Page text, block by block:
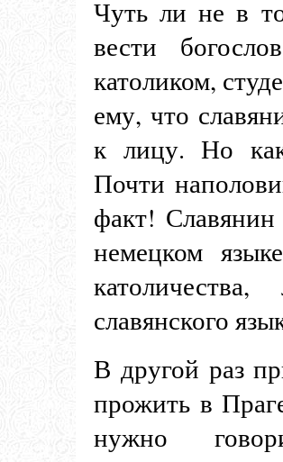
Чуть ли не в
вести
католиком,
ему, что
к лицу. Но
Почти
факт!
немецком
славянского
В другой раз
прожить в
нужно